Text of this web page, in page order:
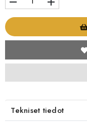
Tekniset tiedot